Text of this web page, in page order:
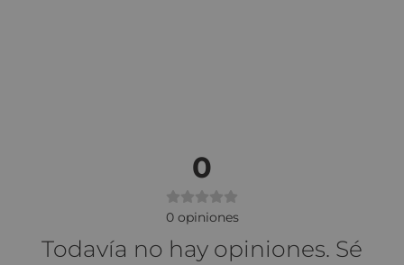
0
0 opiniones
Todavía no hay opiniones. Sé